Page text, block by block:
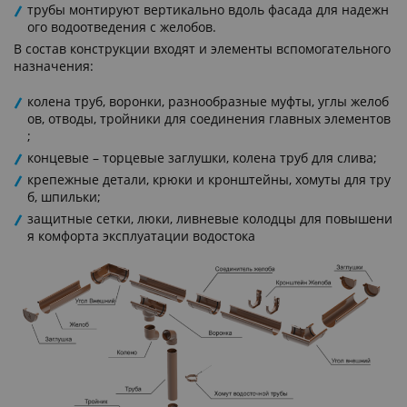
трубы монтируют вертикально вдоль фасада для надежн
ого водоотведения с желобов.
В состав конструкции входят и элементы вспомогательного
назначения:
колена труб, воронки, разнообразные муфты, углы желоб
ов, отводы, тройники для соединения главных элементов
;
концевые – торцевые заглушки, колена труб для слива;
крепежные детали, крюки и кронштейны, хомуты для тру
б, шпильки;
защитные сетки, люки, ливневые колодцы для повышени
я комфорта эксплуатации водостока